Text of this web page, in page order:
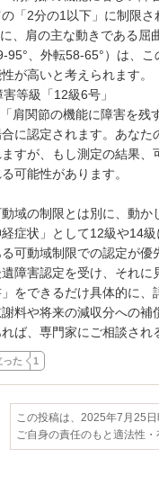
「2分の1以下」に制限さ
95°、外転58-65°）は、
が高いと考えられます。
等級「12級6号」
に認定されます。あな
ますが、もし測定の結果
可能性があります。
動域の制限とは別に、動
症状」として12級や14
可動域制限での認定が優
障害認定を受け、それ
をできるだけ具体的に、
謝料や将来の減収分への
ば、専門家にご相談され
った 1
この投稿は、2025年7月25日
ご自身の責任のもと適法性